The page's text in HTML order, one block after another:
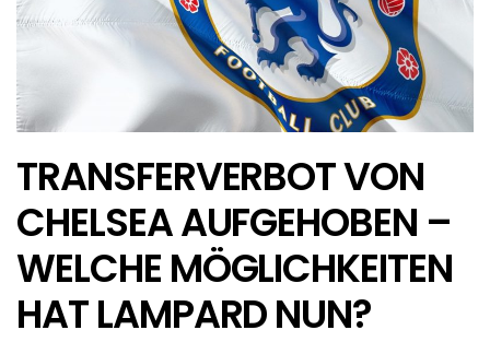
TRANSFERVERBOT VON
CHELSEA AUFGEHOBEN –
WELCHE MÖGLICHKEITEN
HAT LAMPARD NUN?